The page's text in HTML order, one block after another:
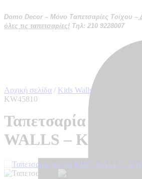
στο
περιεχόμενο
Domo Decor – Μόνο Ταπετσαρίες Τοίχου –
όλες τις ταπετσαρίες! Τηλ: 210 9228007
Αρχική σελίδα / Kids Walls / Ταπετσαρία
KW45810
Ταπετσαρία
WALLS – KW45810